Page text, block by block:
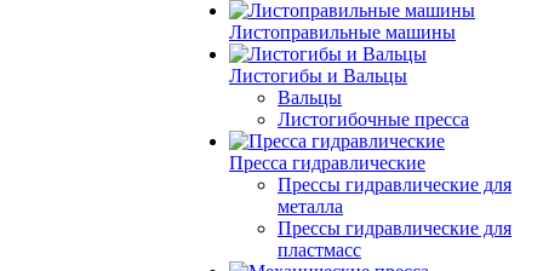
Листоправильные машины
Листогибы и Вальцы
Вальцы
Листогибочные пресса
Пресса гидравлические
Прессы гидравлические для
металла
Прессы гидравлические для
пластмасс